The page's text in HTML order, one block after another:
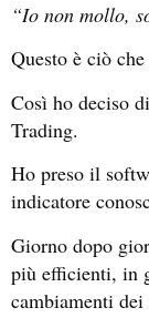
“Io non mollo,
Questo è ciò
Così ho deciso
Trading.
Ho preso il
indicatore
Giorno dopo
più efficienti, in
cambiamenti dei